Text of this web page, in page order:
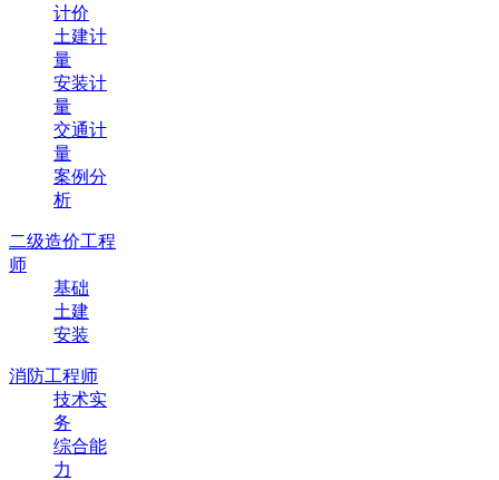
计价
土建计
量
安装计
量
交通计
量
案例分
析
二级造价工程
师
基础
土建
安装
消防工程师
技术实
务
综合能
力